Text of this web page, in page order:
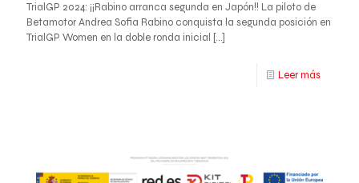
TrialGP 2024: ¡¡Rabino arranca segunda en Japón!! La piloto de
Betamotor Andrea Sofia Rabino conquista la segunda posición en
TrialGP Women en la doble ronda inicial […]
Leer más